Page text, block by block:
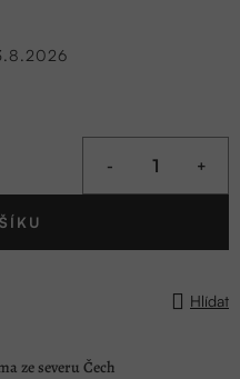
Hlídat
ze severu Čech